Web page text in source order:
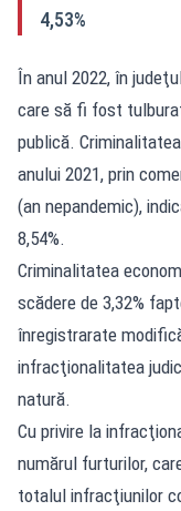
4,53%
În anul 2022, în
care să fi fost
publică.
anului 2021, prin
(an nepandemic),
8,54%.
Criminalitatea
scădere de 3,32%
înregistrarate
infracţionalitatea
natură.
Cu privire la
numărul furturilor,
totalul infracţiunilor